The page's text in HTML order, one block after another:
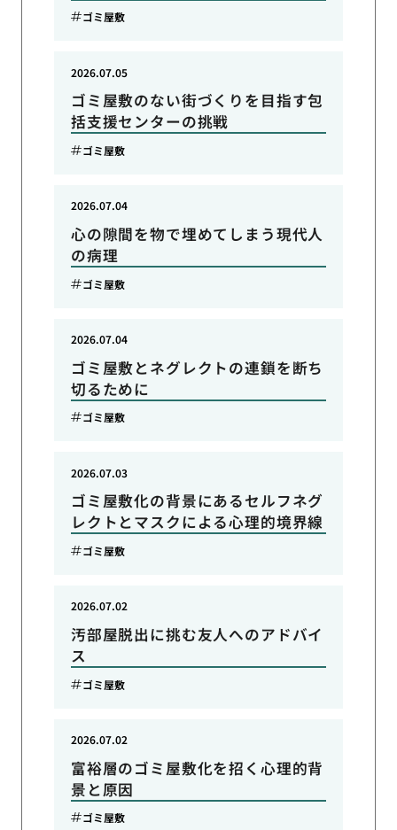
ゴミ屋敷
ゴミ屋敷のない街づくりを目指す包
括支援センターの挑戦
2026.07.05
ゴミ屋敷
心の隙間を物で埋めてしまう現代人
の病理
2026.07.04
ゴミ屋敷
ゴミ屋敷とネグレクトの連鎖を断ち
切るために
2026.07.04
ゴミ屋敷
ゴミ屋敷化の背景にあるセルフネグ
レクトとマスクによる心理的境界線
2026.07.03
ゴミ屋敷
汚部屋脱出に挑む友人へのアドバイ
ス
2026.07.02
ゴミ屋敷
富裕層のゴミ屋敷化を招く心理的背
景と原因
2026.07.02
ゴミ屋敷